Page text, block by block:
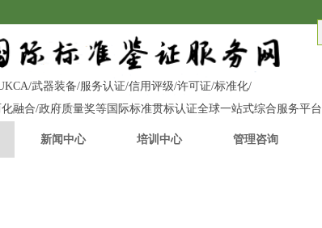
武器装备/服务认证/信用评级/许可证/标准化/
融合/政府质量奖等国际标准贯标认证全球一站式综合服务平台
新闻中心 培训中心 管理咨询